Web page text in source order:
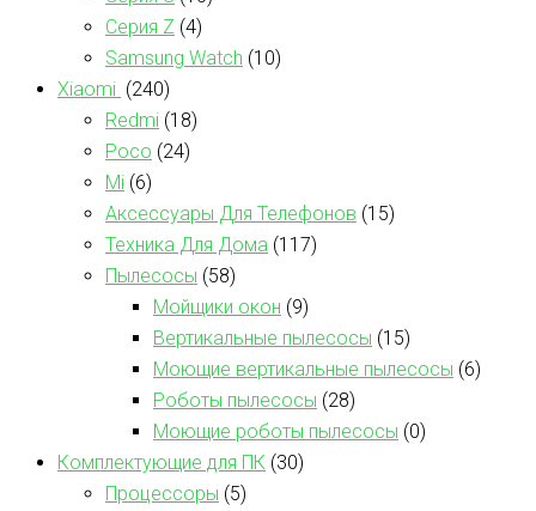
Серия Z (4)
Samsung Watch (10)
Xiaomi (240)
Redmi (18)
Poco (24)
Mi (6)
Аксессуары Для Телефонов (15)
Техника Для Дома (117)
Пылесосы (58)
Мойщики окон (9)
Вертикальные пылесосы (15)
Моющие вертикальные пылесосы (6)
Роботы пылесосы (28)
Моющие роботы пылесосы (0)
Комплектующие для ПК (30)
Процессоры (5)